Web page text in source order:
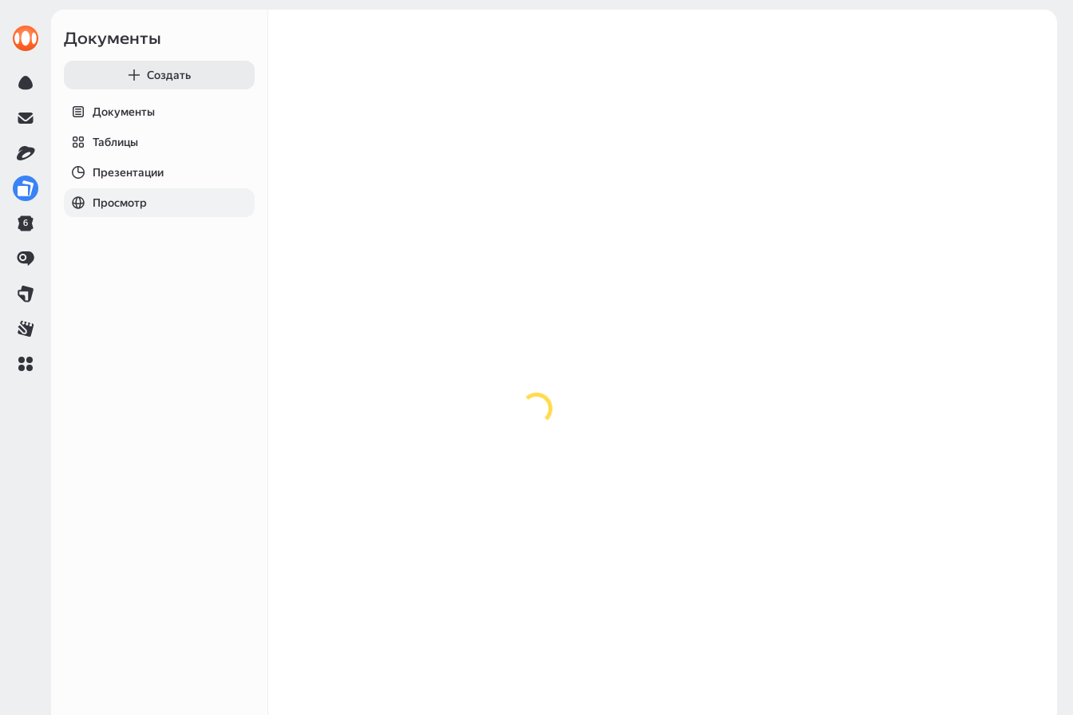
6
Документы
Создать
Документы
Таблицы
Презентации
Просмотр